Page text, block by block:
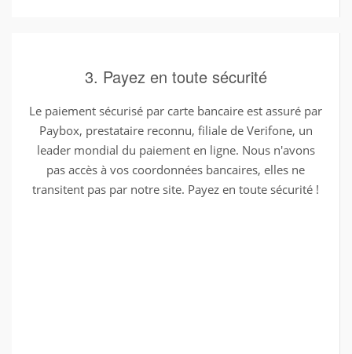
3. Payez en toute sécurité
Le paiement sécurisé par carte bancaire est assuré par
Paybox, prestataire reconnu, filiale de Verifone, un
leader mondial du paiement en ligne. Nous n'avons
pas accès à vos coordonnées bancaires, elles ne
transitent pas par notre site. Payez en toute sécurité !